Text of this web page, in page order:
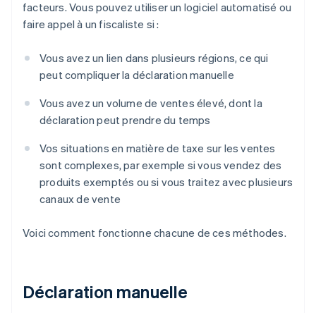
facteurs. Vous pouvez utiliser un logiciel automatisé ou
faire appel à un fiscaliste si :
Vous avez un lien dans plusieurs régions, ce qui
peut compliquer la déclaration manuelle
Vous avez un volume de ventes élevé, dont la
déclaration peut prendre du temps
Vos situations en matière de taxe sur les ventes
sont complexes, par exemple si vous vendez des
produits exemptés ou si vous traitez avec plusieurs
canaux de vente
Voici comment fonctionne chacune de ces méthodes.
Déclaration manuelle